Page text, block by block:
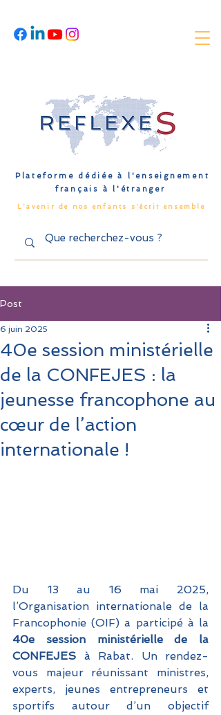
Plateforme dédiée à l'enseignement
français à l'étranger
L'avenir de nos enfants s'écrit ensemble
Post
40e session ministérielle
de la CONFEJES : la
jeunesse francophone au
cœur de l’action
internationale !
6 juin 2025
Du 13 au 16 mai 2025,
l’Organisation internationale de la
40e session ministérielle de la
CONFEJES à Rabat. Un rendez-
vous majeur réunissant ministres,
experts, jeunes entrepreneurs et
sportifs autour d’un objectif